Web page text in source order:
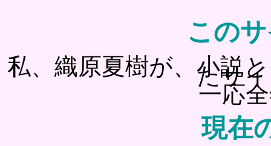
この
私、織原夏樹が、小説
たサ
一応
現在